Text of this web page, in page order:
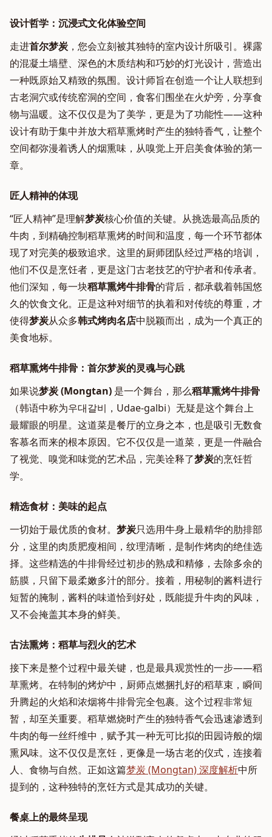
设计哲学：沉浸式文化体验空间
走进首尔梦炭 ，您会立刻被其独特的室内设计所吸引。裸露
的混凝土墙壁、深色的木质结构和巧妙的灯光设计，营造出
一种既原始又精致的氛围。设计师旨在创造一个让人联想到
古老洞穴或传统窑洞的空间，食客们围坐在火炉旁，分享食
物与温暖。这不仅仅是为了美学，更是为了功能性——这种
设计有助于集中并放大稻草熏烤时产生的独特香气，让整个
空间都弥漫着诱人的烟熏味，从嗅觉上开启美食体验的第一
章。
匠人精神的体现
“匠人精神”是理解梦炭核心价值的关键。从挑选最高品质的
牛肉，到精确控制稻草熏烤的时间和温度，每一个环节都体
现了对完美的极致追求。这里的厨师团队经过严格的培训，
他们不仅是烹饪者，更是这门古老技艺的守护者和传承者。
他们深知，每一块稻草熏烤牛排骨的背后，都承载着韩国悠
久的饮食文化。正是这种对细节的执着和对传统的尊重，才
使得梦炭从众多韩式烤肉名店中脱颖而出，成为一个真正的
美食地标。
稻草熏烤牛排骨：首尔梦炭的灵魂与心跳
如果说梦炭 (Mongtan) 是一个舞台，那么稻草熏烤牛排骨
（韩语中称为우대갈비，Udae-galbi）无疑是这个舞台上
最耀眼的明星。这道菜是餐厅的立身之本，也是吸引无数食
客慕名而来的根本原因。它不仅仅是一道菜，更是一件融合
了视觉、嗅觉和味觉的艺术品，完美诠释了梦炭的烹饪哲
学。
精选食材：美味的起点
一切始于最优质的食材。 梦炭只选用牛身上最精华的肋排部
分，这里的肉质肥瘦相间，纹理清晰，是制作烤肉的绝佳选
择。这些精选的牛排骨经过初步的熟成和精修，去除多余的
筋膜，只留下最柔嫩多汁的部分。接着，用秘制的酱料进行
短暂的腌制，酱料的味道恰到好处，既能提升牛肉的风味，
又不会掩盖其本身的鲜美。
古法熏烤：稻草与烈火的艺术
接下来是整个过程中最关键，也是最具观赏性的一步——稻
草熏烤。在特制的烤炉中，厨师点燃捆扎好的稻草束，瞬间
升腾起的火焰和浓烟将牛排骨完全包裹。这个过程非常短
暂，却至关重要。稻草燃烧时产生的独特香气会迅速渗透到
牛肉的每一丝纤维中，赋予其一种无可比拟的田园诗般的烟
熏风味。这不仅仅是烹饪，更像是一场古老的仪式，连接着
人、食物与自然。正如这篇梦炭 (Mongtan) 深度解析中所
提到的，这种独特的烹饪方式是其成功的关键。
餐桌上的最终呈现